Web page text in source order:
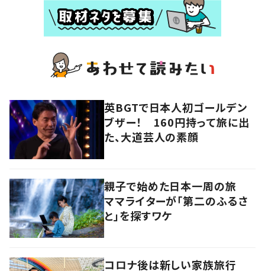
英BGTで日本人初ゴールデン
ブザー！ 160円持って旅に出
た、大道芸人の素顔
親子で始めた日本一周の旅
ママライターが「第二のふるさ
と」を探すワケ
コロナ後は新しい家族旅行